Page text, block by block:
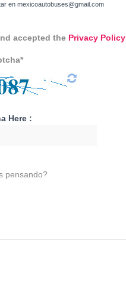
en mexicoautobuses@gmail.com
accepted the Privacy Policy
Here :
pensando?